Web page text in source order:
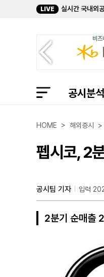
LIVE 실시간 국내외
비
공시분석
HOME > 해외증시 >
펩시코, 2
공시팀 기자 입력
2분기 순매출